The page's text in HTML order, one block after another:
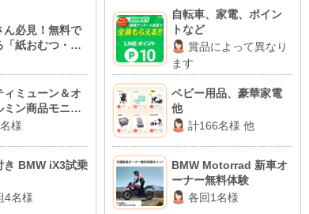
ん必見！無料で
「紙おむつ・粉
ィミューン＆オ
ミン商品モニタ
様
き BMW iX3試乗
4名様
自転車、家電、ポイン
トなど
賞品によって異なり
ます
ベビー用品、豪華家電
他
計166名様 他
BMW Motorrad 新車オ
ーナー無料体験
各回1名様